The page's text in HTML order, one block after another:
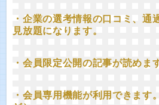
・企業の選考情報の口コミ、通
見放題になります。
・会員限定公開の記事が読めま
・会員専用機能が利用できます